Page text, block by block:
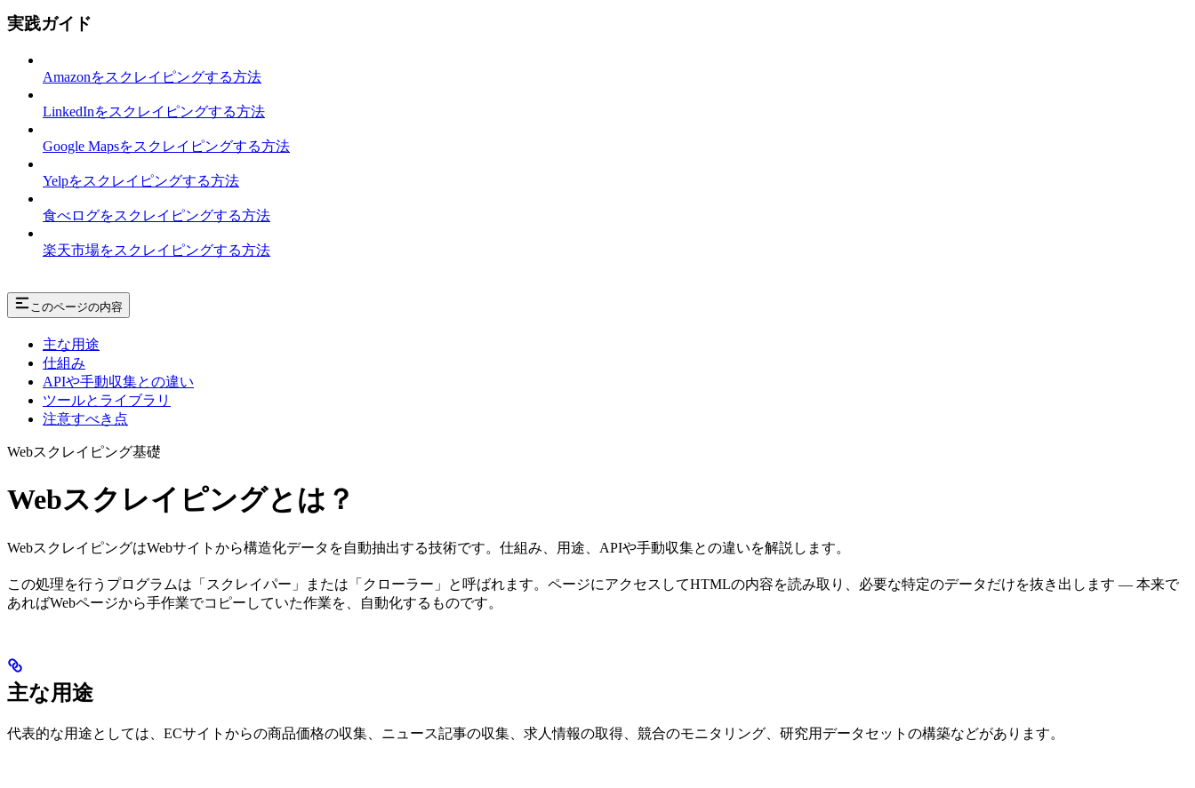
実践ガイド
Amazonをスクレイピングする方法
LinkedInをスクレイピングする方法
Google Mapsをスクレイピングする方法
Yelpをスクレイピングする方法
食べログをスクレイピングする方法
楽天市場をスクレイピングする方法
このページの内容
主な用途
仕組み
APIや手動収集との違い
ツールとライブラリ
注意すべき点
Webスクレイピング基礎
Webスクレイピングとは？
WebスクレイピングはWebサイトから構造化データを自動抽出する技術です。仕組み、用途、APIや手動収集との違いを解説します。
この処理を行うプログラムは「スクレイパー」または「クローラー」と呼ばれます。ページにアクセスしてHTMLの内容を読み取り、必要な特定のデータだけを抜き出します — 本来で
あればWebページから手作業でコピーしていた作業を、自動化するものです。
主な用途
代表的な用途としては、ECサイトからの商品価格の収集、ニュース記事の収集、求人情報の取得、競合のモニタリング、研究用データセットの構築などがあります。